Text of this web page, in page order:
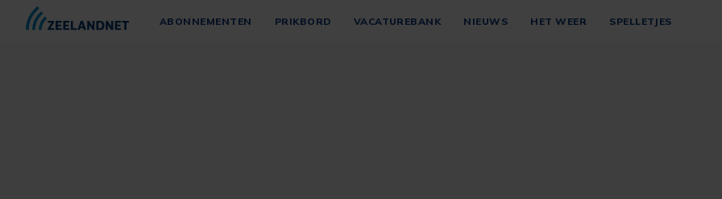
ABONNEMENTEN PRIKBORD VACATUREBANK NIEUWS HET WEER SPELLETJES